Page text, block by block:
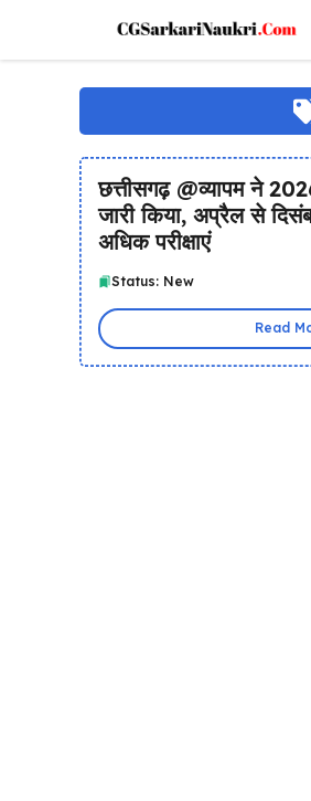
content
छत्तीसगढ़ @व्यापम ने
जारी किया, अप्रैल से
अधिक परीक्षाएं
Status: New
Read